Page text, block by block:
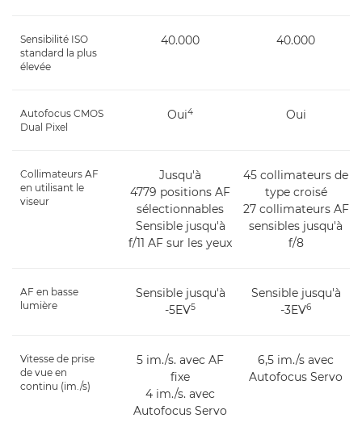
Sensibilité ISO
standard la plus
élevée
40.000 40.000
Autofocus CMOS
Dual Pixel
Oui4 Oui
Collimateurs AF
en utilisant le
viseur
Jusqu'à
4779 positions AF
sélectionnables
Sensible jusqu'à
f/11 AF sur les yeux
45 collimateurs de
type croisé
27 collimateurs AF
sensibles jusqu'à
f/8
AF en basse
lumière
Sensible jusqu'à
-5EV5
Sensible jusqu'à
-3EV6
Vitesse de prise
de vue en
continu (im./s)
5 im./s. avec AF
fixe
4 im./s. avec
Autofocus Servo
6,5 im./s avec
Autofocus Servo